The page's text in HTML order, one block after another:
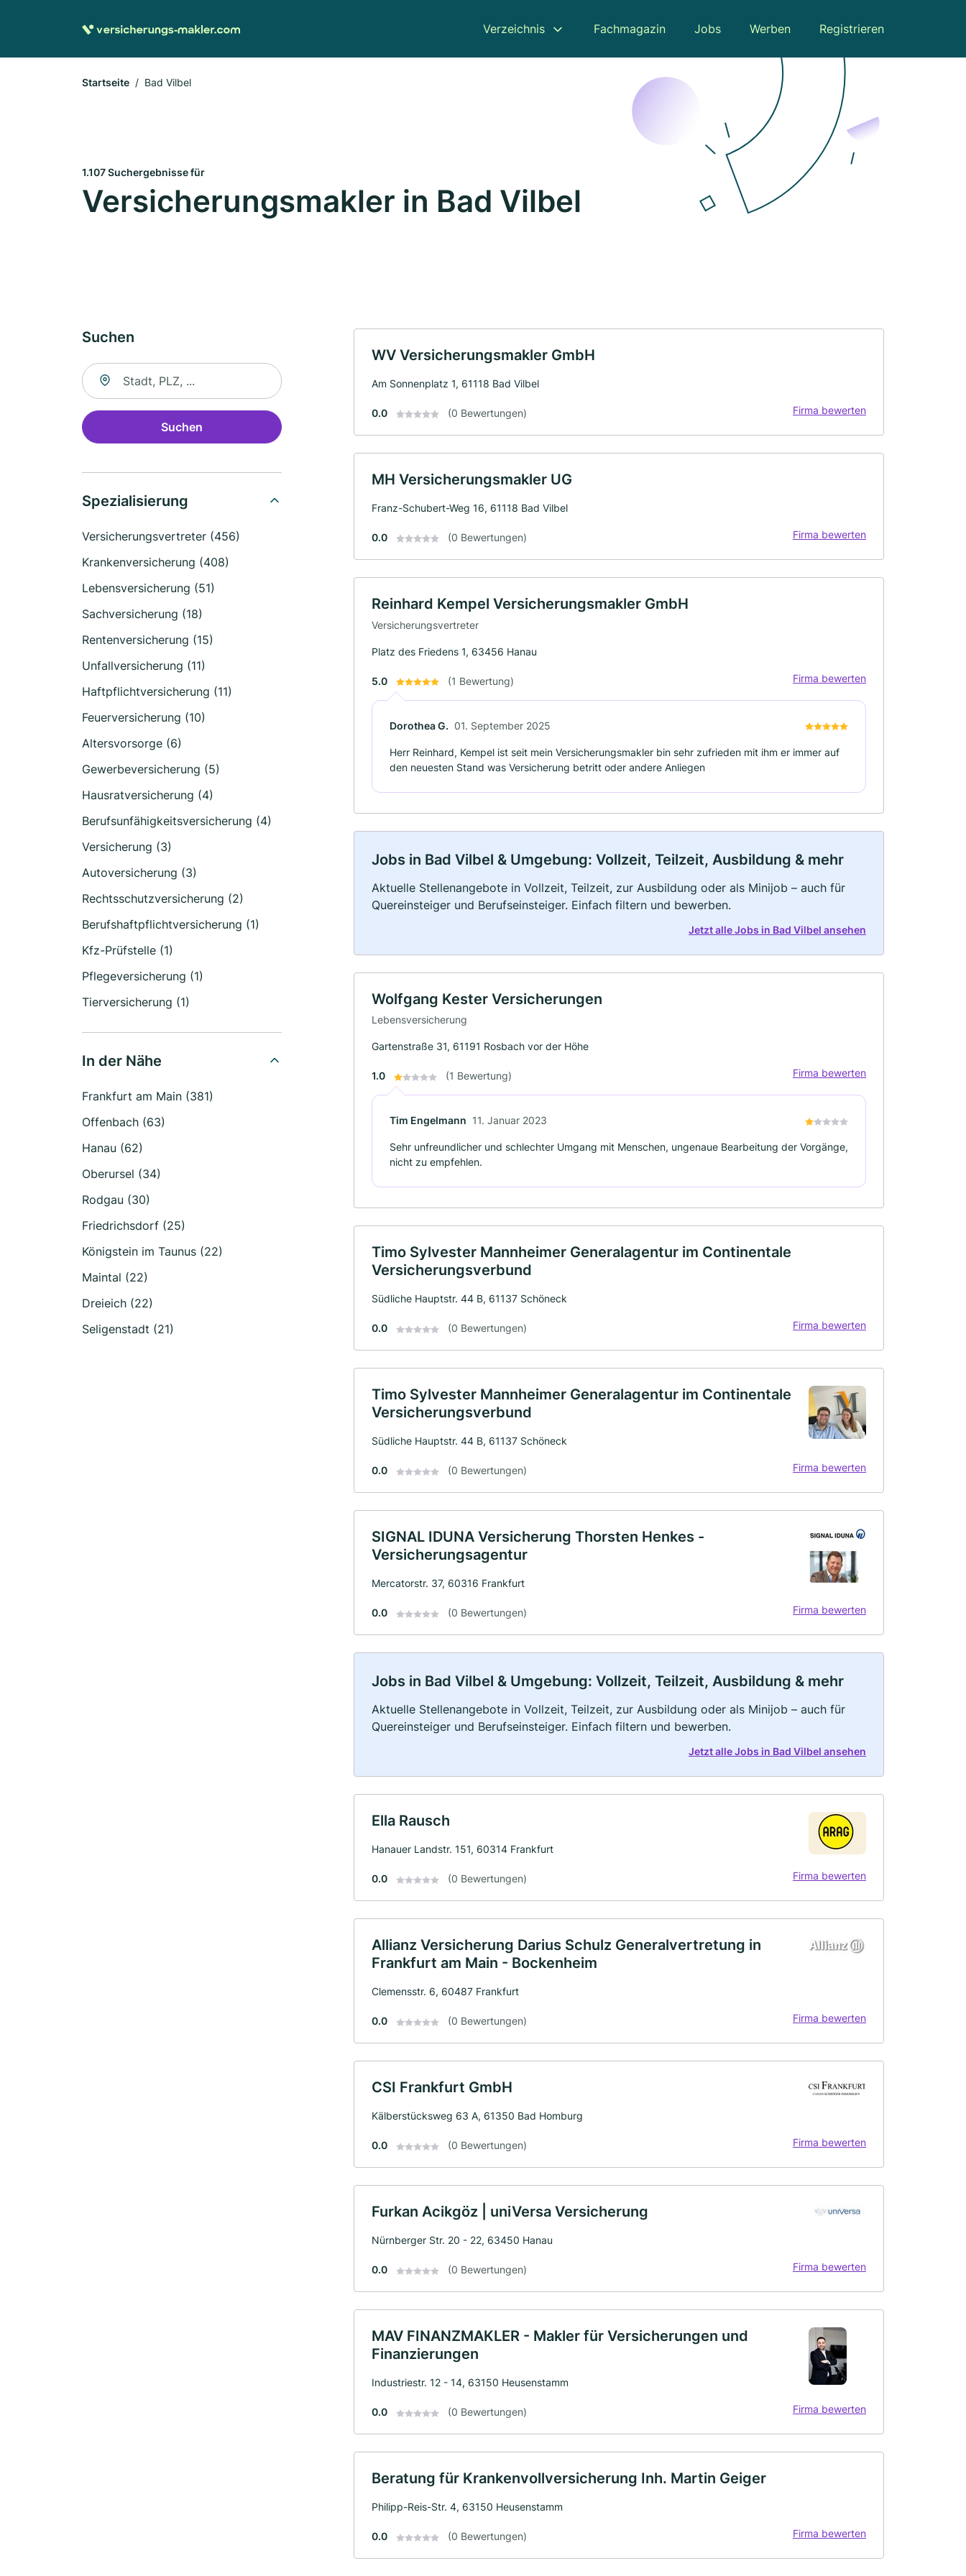
Verzeichnis Fachmagazin Jobs Werben Registrieren
Startseite Bad Vilbel
1.107 Suchergebnisse für
Versicherungsmakler in Bad Vilbel
Suchen
Suche nach Ort
Suchen
Spezialisierung
Versicherungsvertreter (456)
Krankenversicherung (408)
Lebensversicherung (51)
Sachversicherung (18)
Rentenversicherung (15)
Unfallversicherung (11)
Haftpflichtversicherung (11)
Feuerversicherung (10)
Altersvorsorge (6)
Gewerbeversicherung (5)
Hausratversicherung (4)
Berufsunfähigkeitsversicherung (4)
Versicherung (3)
Autoversicherung (3)
Rechtsschutzversicherung (2)
Berufshaftpflichtversicherung (1)
Kfz-Prüfstelle (1)
Pflegeversicherung (1)
Tierversicherung (1)
In der Nähe
Frankfurt am Main (381)
Offenbach (63)
Hanau (62)
Oberursel (34)
Rodgau (30)
Friedrichsdorf (25)
Königstein im Taunus (22)
Maintal (22)
Dreieich (22)
Seligenstadt (21)
WV Versicherungsmakler GmbH
Am Sonnenplatz 1, 61118 Bad Vilbel
0.0 (0 Bewertungen) Firma bewerten
MH Versicherungsmakler UG
Franz-Schubert-Weg 16, 61118 Bad Vilbel
0.0 (0 Bewertungen) Firma bewerten
Reinhard Kempel Versicherungsmakler GmbH
Versicherungsvertreter
Platz des Friedens 1, 63456 Hanau
5.0 (1 Bewertung) Firma bewerten
Dorothea G. 01. September 2025
Herr Reinhard, Kempel ist seit mein Versicherungsmakler bin sehr zufrieden mit ihm er immer auf
den neuesten Stand was Versicherung betritt oder andere Anliegen
Jobs in Bad Vilbel & Umgebung: Vollzeit, Teilzeit, Ausbildung & mehr
Aktuelle Stellenangebote in Vollzeit, Teilzeit, zur Ausbildung oder als Minijob – auch für
Quereinsteiger und Berufseinsteiger. Einfach filtern und bewerben.
Jetzt alle Jobs in Bad Vilbel ansehen
Wolfgang Kester Versicherungen
Lebensversicherung
Gartenstraße 31, 61191 Rosbach vor der Höhe
1.0 (1 Bewertung) Firma bewerten
Tim Engelmann 11. Januar 2023
Sehr unfreundlicher und schlechter Umgang mit Menschen, ungenaue Bearbeitung der Vorgänge,
nicht zu empfehlen.
Timo Sylvester Mannheimer Generalagentur im Continentale
Versicherungsverbund
Südliche Hauptstr. 44 B, 61137 Schöneck
0.0 (0 Bewertungen) Firma bewerten
Timo Sylvester Mannheimer Generalagentur im Continentale
Versicherungsverbund
Südliche Hauptstr. 44 B, 61137 Schöneck
0.0 (0 Bewertungen) Firma bewerten
SIGNAL IDUNA Versicherung Thorsten Henkes -
Versicherungsagentur
Mercatorstr. 37, 60316 Frankfurt
0.0 (0 Bewertungen) Firma bewerten
Jobs in Bad Vilbel & Umgebung: Vollzeit, Teilzeit, Ausbildung & mehr
Aktuelle Stellenangebote in Vollzeit, Teilzeit, zur Ausbildung oder als Minijob – auch für
Quereinsteiger und Berufseinsteiger. Einfach filtern und bewerben.
Jetzt alle Jobs in Bad Vilbel ansehen
Ella Rausch
Hanauer Landstr. 151, 60314 Frankfurt
0.0 (0 Bewertungen) Firma bewerten
Allianz Versicherung Darius Schulz Generalvertretung in
Frankfurt am Main - Bockenheim
Clemensstr. 6, 60487 Frankfurt
0.0 (0 Bewertungen) Firma bewerten
CSI Frankfurt GmbH
Kälberstücksweg 63 A, 61350 Bad Homburg
0.0 (0 Bewertungen) Firma bewerten
Furkan Acikgöz | uniVersa Versicherung
Nürnberger Str. 20 - 22, 63450 Hanau
0.0 (0 Bewertungen) Firma bewerten
MAV FINANZMAKLER - Makler für Versicherungen und
Finanzierungen
Industriestr. 12 - 14, 63150 Heusenstamm
0.0 (0 Bewertungen) Firma bewerten
Beratung für Krankenvollversicherung Inh. Martin Geiger
Philipp-Reis-Str. 4, 63150 Heusenstamm
0.0 (0 Bewertungen) Firma bewerten